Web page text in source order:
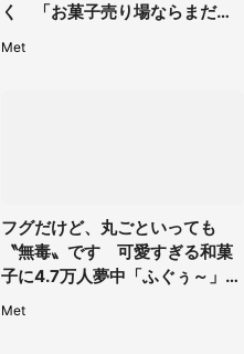
く 「お菓子売り場ならまだし
Met
フグだけど、丸ごといっても
〝無毒〟です 可愛すぎる和菓
子に4.7万人夢中「ふぐぅ～」
Met